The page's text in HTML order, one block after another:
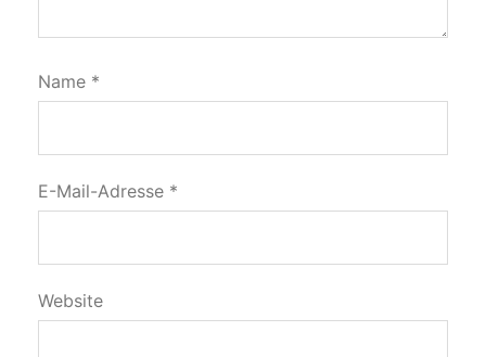
Name *
E-Mail-Adresse *
Website